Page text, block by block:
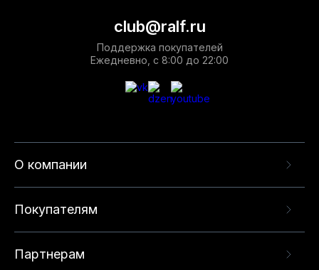
О компании
Покупателям
Партнерам
club@ralf.ru
Поддержка покупателей
Ежедневно, с 8:00 до 22:00